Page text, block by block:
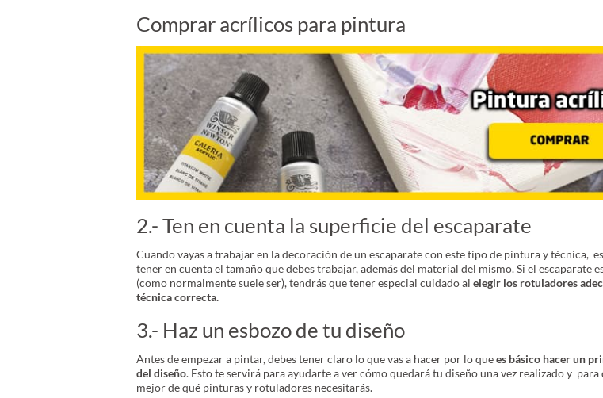
Comprar acrílicos para pintura
2.- Ten en cuenta la superficie del escaparate
Cuando vayas a trabajar en la decoración de un escaparate con este tipo de pintura y técnica,
tener en cuenta el tamaño que debes trabajar, además del material del mismo. Si el escaparate
(como normalmente suele ser), tendrás que tener especial cuidado al elegir los rotuladores
técnica correcta.
3.- Haz un esbozo de tu diseño
Antes de empezar a pintar, debes tener claro lo que vas a hacer por lo quees básico hacer un
del diseño. Esto te servirá para ayudarte a ver cómo quedará tu diseño una vez realizado y para
mejor de qué pinturas y rotuladores necesitarás.